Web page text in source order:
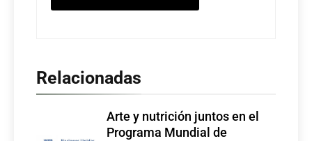
Relacionadas
Arte y nutrición juntos en el
Programa Mundial de